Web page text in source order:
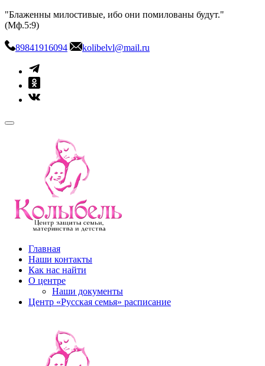
Skip
to
"Блаженны милостивые, ибо они помилованы будут."
(Мф.5:9)
89841916094 kolibelvl@mail.ru
kolibel-vl.ru
Центр защиты семьи, материнства и детства
Главная
Наши контакты
Как нас найти
О центре
Наши документы
Центр «Русская семья» расписание